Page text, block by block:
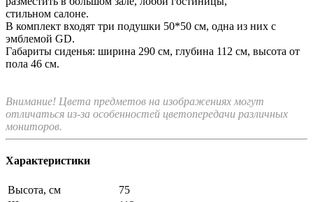
стильном салоне.
В комплект входят три подушки 50*50 см, одна из них с
эмблемой GD.
Габариты сиденья: ширина 290 см, глубина 112 см, высота от
пола 46 см.
Внимание! Цвета предметов на изображениях могут
отличаться из-за особенностей цветопередачи различных
мониторов.
Характеристики
Высота, см
75